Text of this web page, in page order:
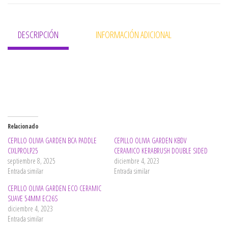
DESCRIPCIÓN INFORMACIÓN ADICIONAL
Relacionado
CEPILLO OLIVIA GARDEN BCA PADDLE
CIXLPROLP25
septiembre 8, 2025
Entrada similar
CEPILLO OLIVIA GARDEN KBDV
CERAMICO KERABRUSH DOUBLE SIDED
diciembre 4, 2023
Entrada similar
CEPILLO OLIVIA GARDEN ECO CERAMIC
SUAVE 54MM EC26S
diciembre 4, 2023
Entrada similar